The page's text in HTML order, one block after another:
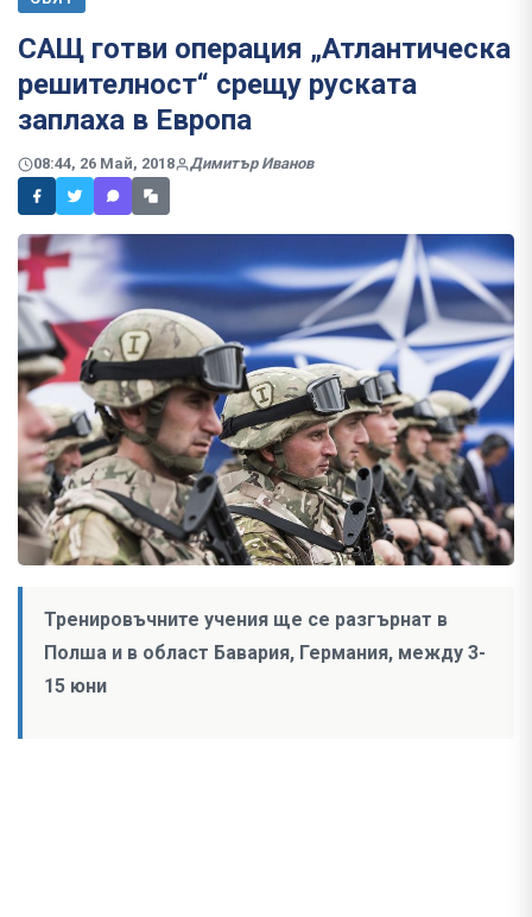
САЩ готви операция „Атлантическа
решителност“ срещу руската
заплаха в Европа
08:44, 26 Май, 2018 Димитър Иванов
Тренировъчните учения ще се разгърнат в
Полша и в област Бавария, Германия, между 3-
15 юни